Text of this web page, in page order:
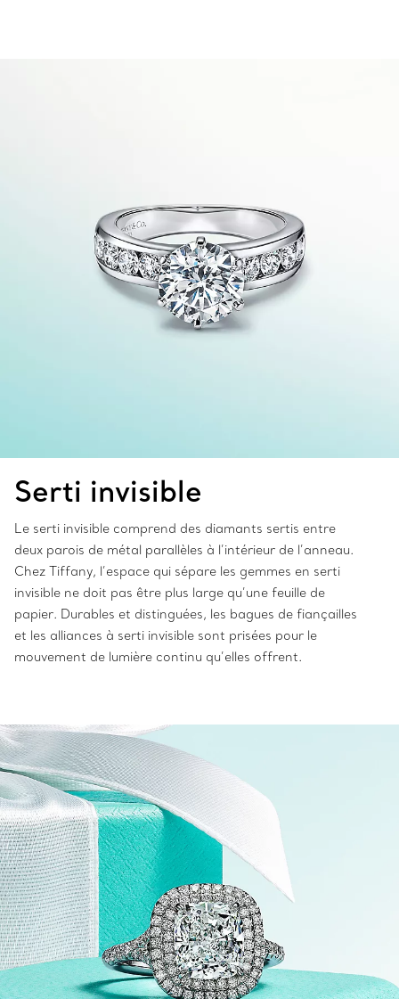
Serti invisible
Le serti invisible comprend des diamants sertis entre
deux parois de métal parallèles à l’intérieur de l’anneau.
Chez Tiffany, l’espace qui sépare les gemmes en serti
invisible ne doit pas être plus large qu’une feuille de
papier. Durables et distinguées, les bagues de fiançailles
et les alliances à serti invisible sont prisées pour le
mouvement de lumière continu qu’elles offrent.